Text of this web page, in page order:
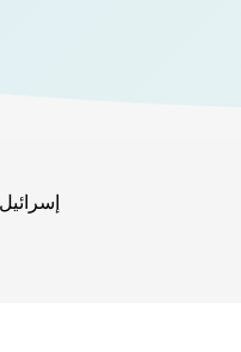
إسرائيل